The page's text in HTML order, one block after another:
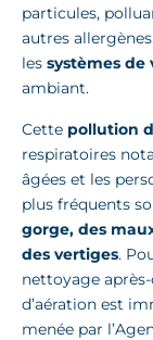
particules,
autres
les systèmes de
ambiant.
Cette pollution
respiratoires
âgées et les
plus fréquents
gorge, des
des vertiges.
nettoyage
d’aération est
menée par